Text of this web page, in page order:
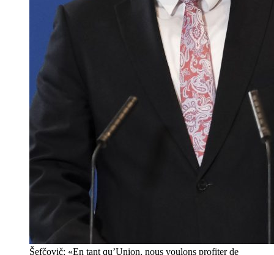
Šefčovič: «En tant qu’Union, nous voulons profiter de